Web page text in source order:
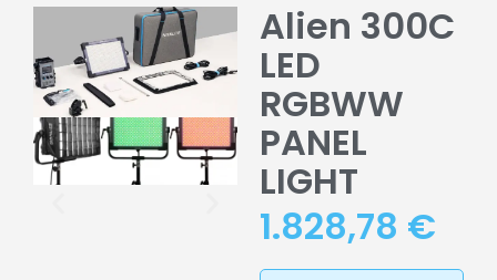
Alien 300C
LED
RGBWW
PANEL
LIGHT
1.828,78 €